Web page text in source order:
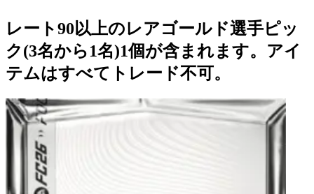
レート90以上のレアゴールド選手ピッ
ク(3名から1名)1個が含まれます。アイ
テムはすべてトレード不可。